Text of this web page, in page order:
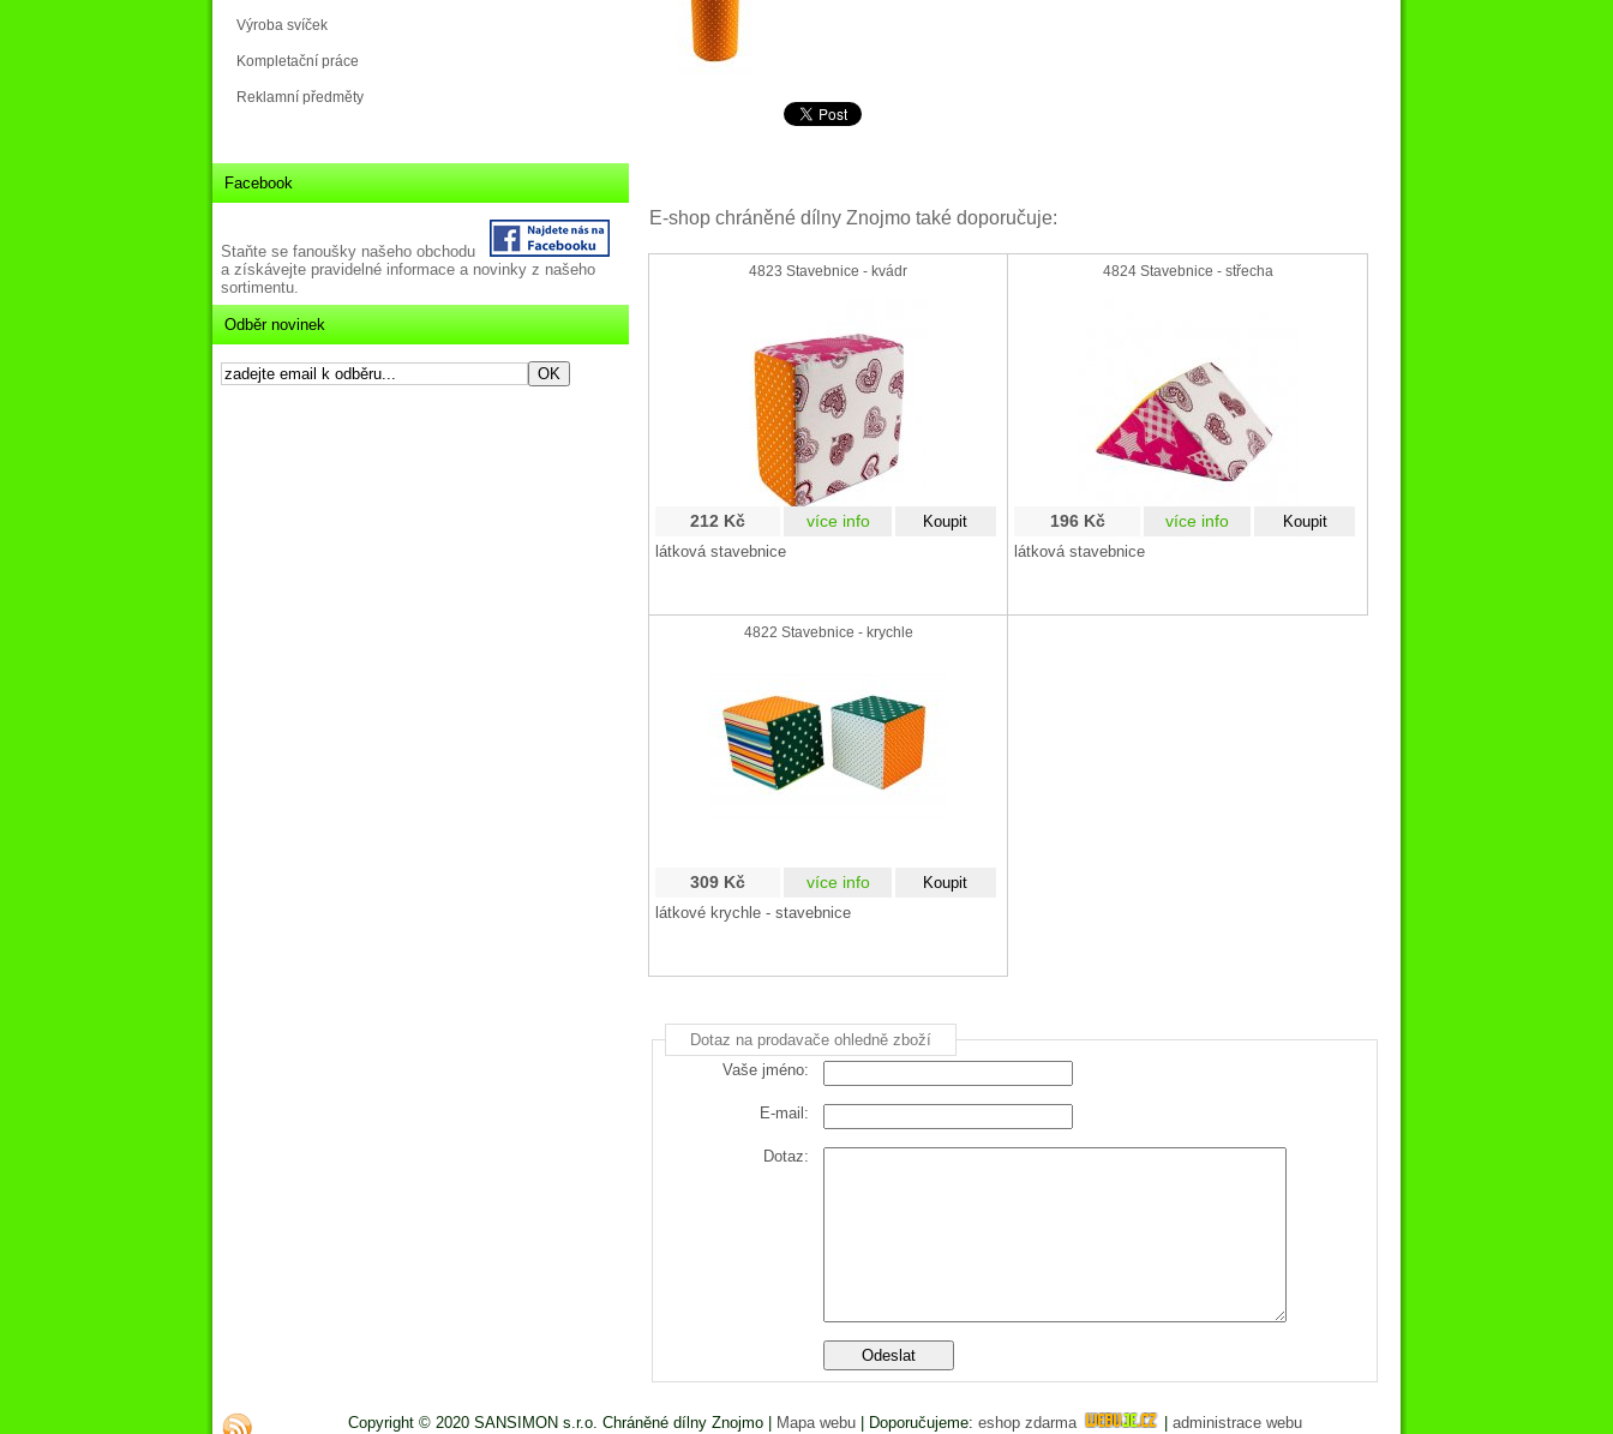
Výroba svíček
Kompletační práce
Reklamní předměty
Facebook
Staňte se fanoušky našeho obchodu
a získávejte pravidelné informace a novinky z našeho
sortimentu.
Odběr novinek
E-shop chráněné dílny Znojmo také doporučuje:
4823 Stavebnice - kvádr
212 Kč více info
látková stavebnice
4824 Stavebnice - střecha
196 Kč více info
látková stavebnice
4822 Stavebnice - krychle
309 Kč více info
látkové krychle - stavebnice
Dotaz na prodavače ohledně zboží
Vaše jméno:
E-mail:
Dotaz:
Copyright © 2020 SANSIMON s.r.o. Chráněné dílny Znojmo | Mapa webu| Doporučujeme: eshop zdarma administrace webu